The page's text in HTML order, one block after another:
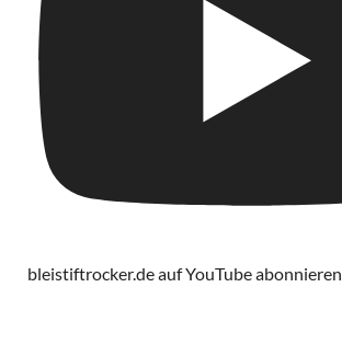
bleistiftrocker.de auf YouTube abonnieren